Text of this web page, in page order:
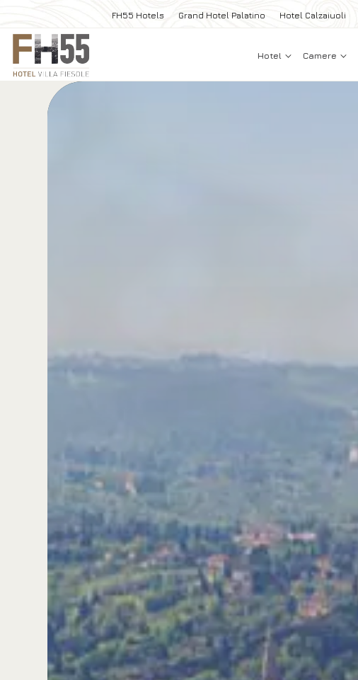
FH55 Hotels Grand Hotel Palatino Hotel Calzaiuoli
Hotel Camere